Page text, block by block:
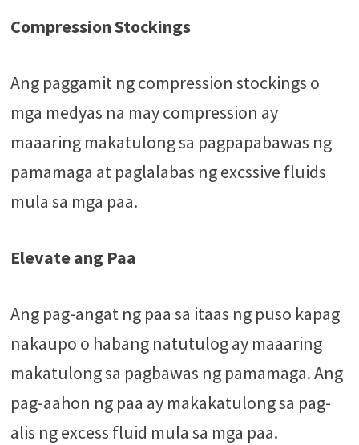
Compression Stockings
Ang paggamit ng compression stockings o
mga medyas na may compression ay
maaaring makatulong sa pagpapabawas ng
pamamaga at paglalabas ng excssive fluids
mula sa mga paa.
Elevate ang Paa
Ang pag-angat ng paa sa itaas ng puso kapag
nakaupo o habang natutulog ay maaaring
makatulong sa pagbawas ng pamamaga. Ang
pag-aahon ng paa ay makakatulong sa pag-
alis ng excess fluid mula sa mga paa.